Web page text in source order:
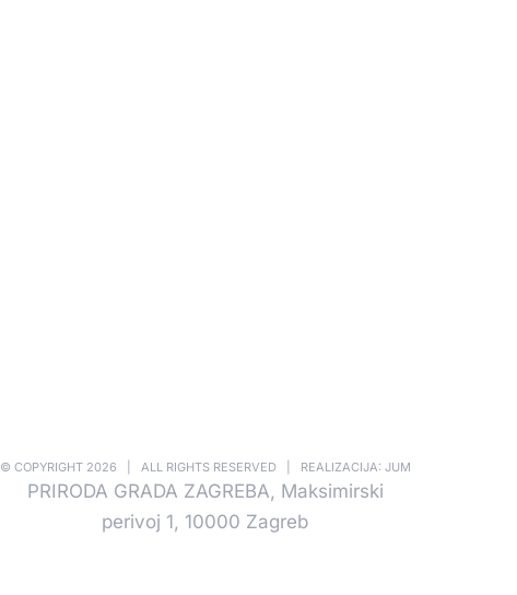
© COPYRIGHT 2026 | ALL RIGHTS RESERVED | REALIZACIJA: JUM
PRIRODA GRADA ZAGREBA, Maksimirski
perivoj 1, 10000 Zagreb